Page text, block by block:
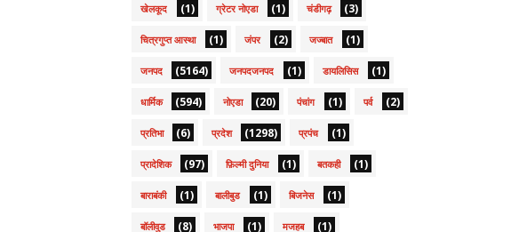
खेलकूद (1) ग्रेटर नोएडा (1) चंडीगढ़ (3)
चित्रगुप्त आस्था (1) जंपर (2) जज्बात (1)
जनपद (5164) जनपदजनपद (1) डायलिसिस (1)
धार्मिक (594) नोएडा (20) पंचांग (1) पर्व (2)
प्रतिभा (6) प्रदेश (1298) प्रपंच (1)
प्रादेशिक (97) फ़िल्मी दुनिया (1) बतकही (1)
बाराबंकी (1) बालीबुड (1) बिजनेस (1)
बॉलीवुड (8) भाजपा (1) मजहब (1)